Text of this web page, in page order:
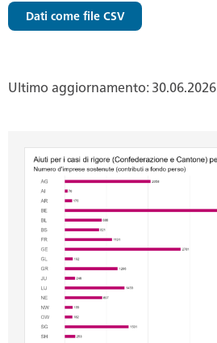
Dati come file CSV
Ultimo aggiornamento: 30.06.2026